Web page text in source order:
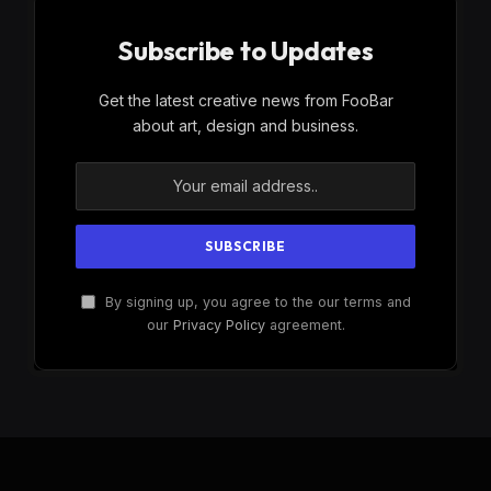
Subscribe to Updates
Get the latest creative news from FooBar
about art, design and business.
By signing up, you agree to the our terms and
our Privacy Policyagreement.